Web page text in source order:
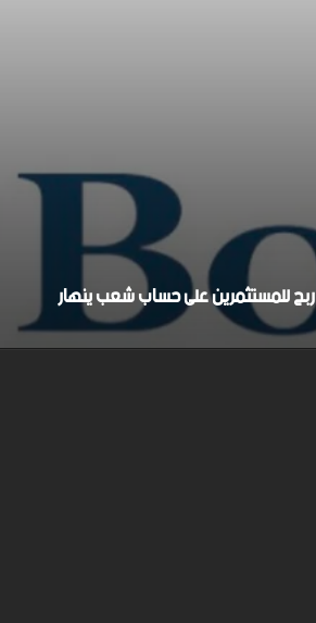
ربح للمستثمرين على حساب شعب ينهار